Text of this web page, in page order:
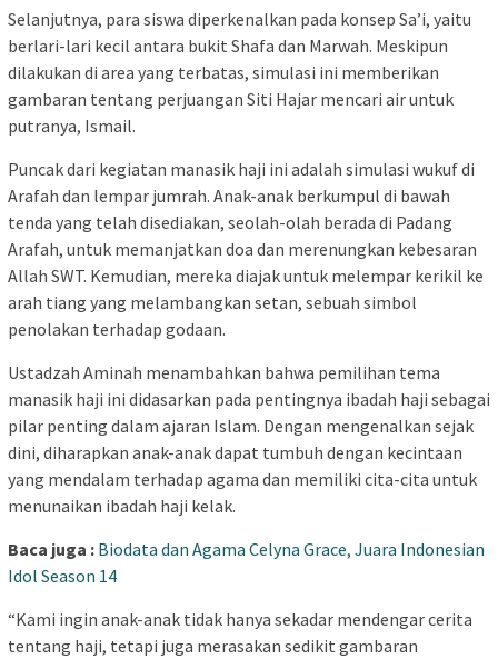
Selanjutnya, para siswa diperkenalkan pada konsep Sa’i, yaitu
berlari-lari kecil antara bukit Shafa dan Marwah. Meskipun
dilakukan di area yang terbatas, simulasi ini memberikan
gambaran tentang perjuangan Siti Hajar mencari air untuk
putranya, Ismail.
Puncak dari kegiatan manasik haji ini adalah simulasi wukuf di
Arafah dan lempar jumrah. Anak-anak berkumpul di bawah
tenda yang telah disediakan, seolah-olah berada di Padang
Arafah, untuk memanjatkan doa dan merenungkan kebesaran
Allah SWT. Kemudian, mereka diajak untuk melempar kerikil ke
arah tiang yang melambangkan setan, sebuah simbol
penolakan terhadap godaan.
Ustadzah Aminah menambahkan bahwa pemilihan tema
manasik haji ini didasarkan pada pentingnya ibadah haji sebagai
pilar penting dalam ajaran Islam. Dengan mengenalkan sejak
dini, diharapkan anak-anak dapat tumbuh dengan kecintaan
yang mendalam terhadap agama dan memiliki cita-cita untuk
menunaikan ibadah haji kelak.
Baca juga : Biodata dan Agama Celyna Grace, Juara Indonesian
Idol Season 14
“Kami ingin anak-anak tidak hanya sekadar mendengar cerita
tentang haji, tetapi juga merasakan sedikit gambaran